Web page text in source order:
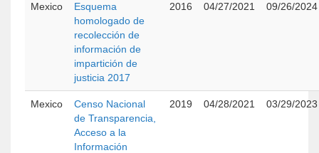
Mexico
Esquema
homologado de
recolección de
información de
impartición de
justicia 2017
2016 04/27/2021 09/26/2024
Mexico
Censo Nacional
de Transparencia,
Acceso a la
Información
2019 04/28/2021 03/29/2023